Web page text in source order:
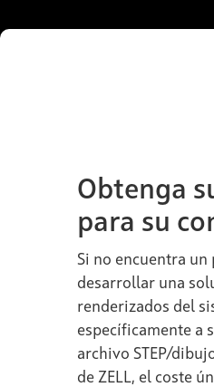
Obtenga
para su
Si no encuentra un
desarrollar una
renderizados del
específicamente a
archivo STEP/
de ZELL, el coste